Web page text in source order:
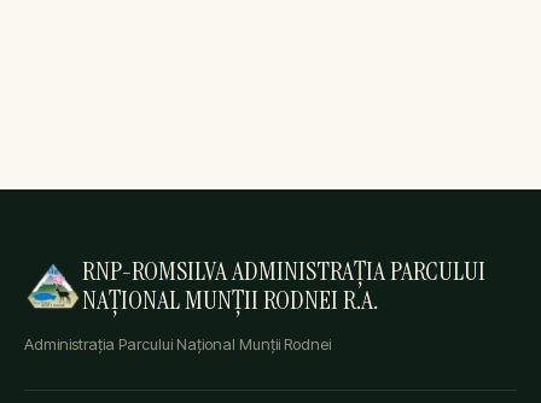
RNP-ROMSILVA ADMINISTRAȚIA PARCULUI
NAȚIONAL MUNȚII RODNEI R.A.
Administrația Parcului Național Munții Rodnei